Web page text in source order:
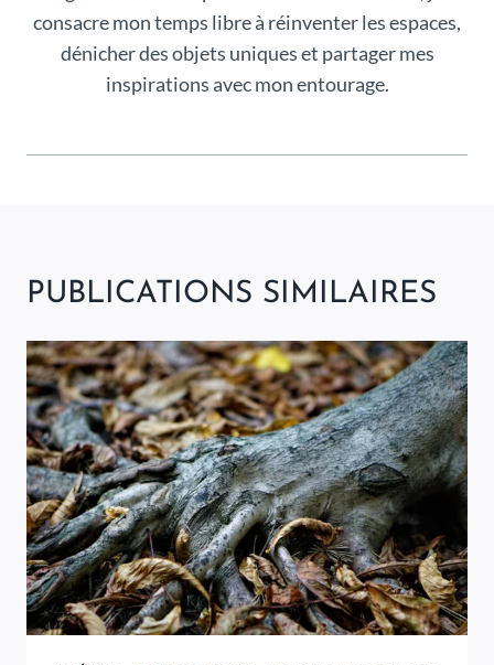
consacre mon temps libre à réinventer les espaces,
dénicher des objets uniques et partager mes
inspirations avec mon entourage.
PUBLICATIONS SIMILAIRES